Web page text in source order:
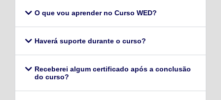
O que vou aprender no Curso WED?
Haverá suporte durante o curso?
Receberei algum certificado após a conclusão
do curso?